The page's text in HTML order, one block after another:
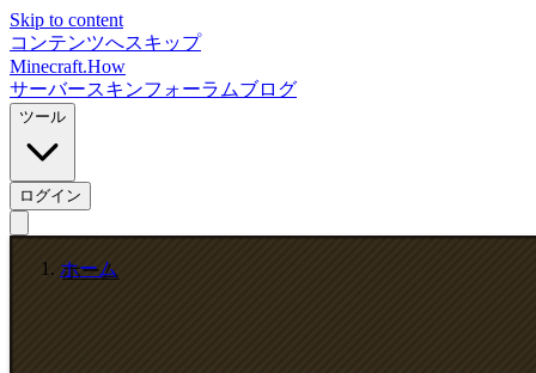
Skip to content
コンテンツへスキップ
Minecraft.How
サーバースキンフォーラムブログ
ツール
ログイン
ホーム